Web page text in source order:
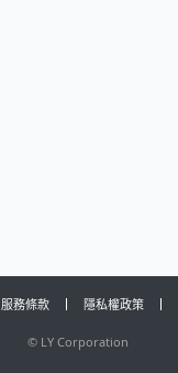
服務條款 隱私權政策
© LY Corporation